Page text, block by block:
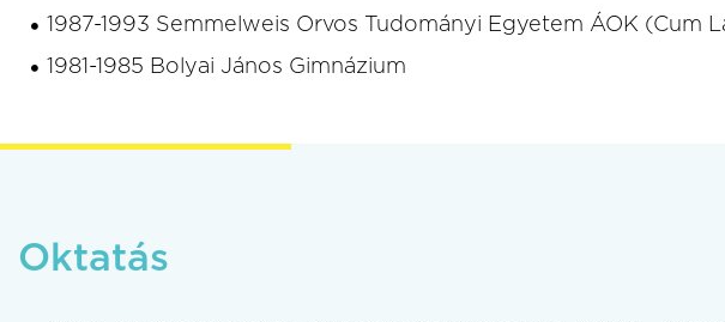
1987-1993 Semmelweis Orvos Tudományi Egyetem ÁOK (Cum
1981-1985 Bolyai János Gimnázium
Oktatás